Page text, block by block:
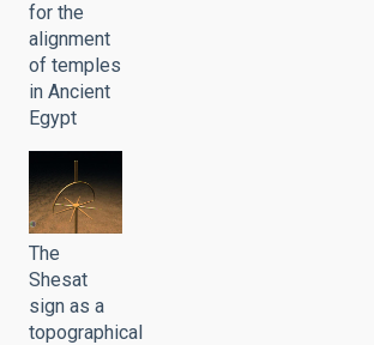
for the
alignment
of temples
in Ancient
Egypt
The
Shesat
sign as a
topographical